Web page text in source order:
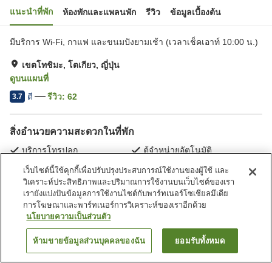
แนะนำที่พัก ห้องพักและแพลนพัก รีวิว ข้อมูลเบื้องต้น
มีบริการ Wi-Fi, กาแฟ และขนมปังยามเช้า (เวลาเช็คเอาท์ 10:00 น.)
เขตโทชิมะ, โตเกียว, ญี่ปุ่น
ดูบนแผนที่
3.7 ดี รีวิว: 62
สิ่งอำนวยความสะดวกในที่พัก
บริการโทรปลุก
ตู้จำหน่ายอัตโนมัติ
หน้าแรก ญี่ปุ่น โตเกียว
เขตโทชิมะ
Ikebukuro Royal Hotel Higashiguchi
ค้นหาห้องพัก
เว็บไซต์นี้ใช้คุกกี้เพื่อปรับปรุงประสบการณ์ใช้งานของผู้ใช้ และ
วิเคราะห์ประสิทธิภาพและปริมาณการใช้งานบนเว็บไซต์ของเรา
เรายังแบ่งปันข้อมูลการใช้งานไซต์กับพาร์ทเนอร์โซเชียลมีเดีย
การโฆษณาและพาร์ทเนอร์การวิเคราะห์ของเราอีกด้วย
นโยบายความเป็นส่วนตัว
ห้ามขายข้อมูลส่วนบุคคลของฉัน ยอมรับทั้งหมด